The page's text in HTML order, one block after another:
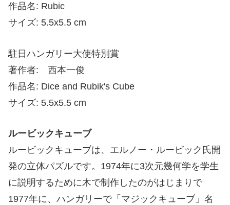
作品名: Rubic
サイズ: 5.5x5.5 cm
駐日ハンガリー大使特別賞
著作者: 西本一俊
作品名: Dice and Rubik's Cube
サイズ: 5.5x5.5 cm
ルービックキューブ
ルービックキューブは、エルノー・ルービック氏開
発の立体パズルです。1974年に3次元幾何学を学生
に説明するために木で制作したのがはじまりで
1977年に、ハンガリーで「マジックキューブ」名